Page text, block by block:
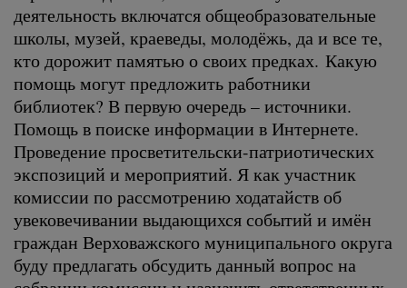
деятельность включатся общеобразовательные
школы, музей, краеведы, молодёжь, да и все те,
кто дорожит памятью о своих предках. Какую
помощь могут предложить работники
библиотек? В первую очередь – источники.
Помощь в поиске информации в Интернете.
Проведение просветительски-патриотических
экспозиций и мероприятий. Я как участник
комиссии по рассмотрению ходатайств об
увековечивании выдающихся событий и имён
граждан Верховажского муниципального округа
буду предлагать обсудить данный вопрос на